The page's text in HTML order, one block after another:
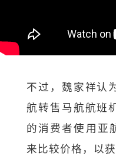
不过，魏家祥认
航转售马航航班
的消费者使用亚
来比较价格，以